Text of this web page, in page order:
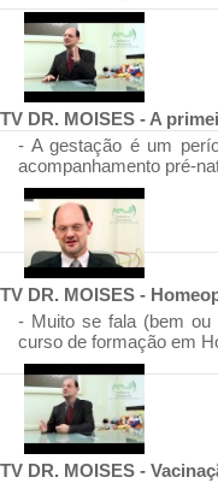
TV DR. MOISES - A
- A gestação é um
acompanhamento pré-
TV DR. MOISES -
- Muito se fala (bem ou
curso de formação em
TV DR. MOISES -